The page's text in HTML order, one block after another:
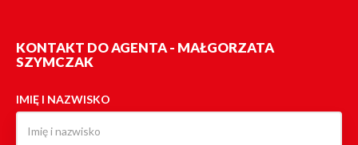
KONTAKT DO AGENTA - MAŁGORZATA
SZYMCZAK
IMIĘ I NAZWISKO